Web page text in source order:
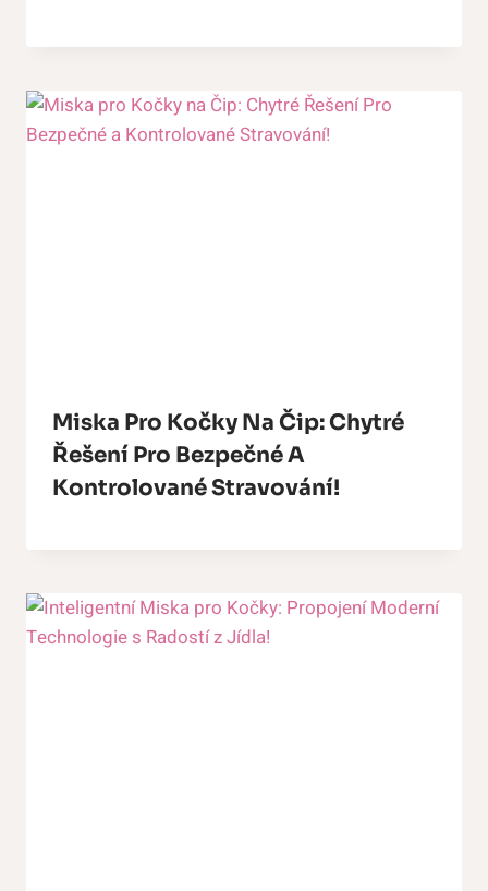
Miska Pro Kočky Na Čip: Chytré
Řešení Pro Bezpečné A
Kontrolované Stravování!